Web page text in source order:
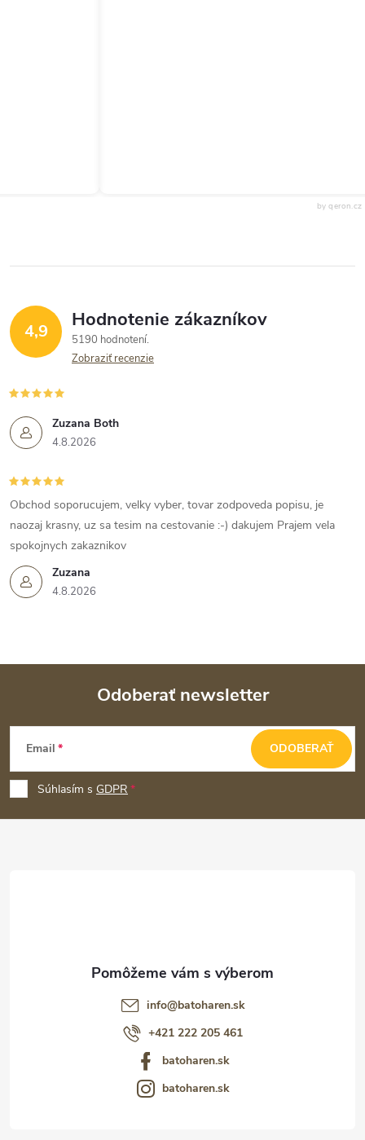
by qeron.cz
4,9 Hodnotenie zákazníkov
5190 hodnotení
Zobraziť recenzie
Zuzana Both
4.8.2026
Zuzana
4.8.2026
Obchod soporucujem, velky vyber, tovar zodpoveda popisu, je
naozaj krasny, uz sa tesim na cestovanie :-) dakujem Prajem vela
spokojnych zakaznikov
Z
p
ä
Odoberať newsletter
Email
Súhlasím s GDPR
ODOBERAŤ
info@batoharen.sk
+421 222 205 461
batoharen.sk
batoharen.sk